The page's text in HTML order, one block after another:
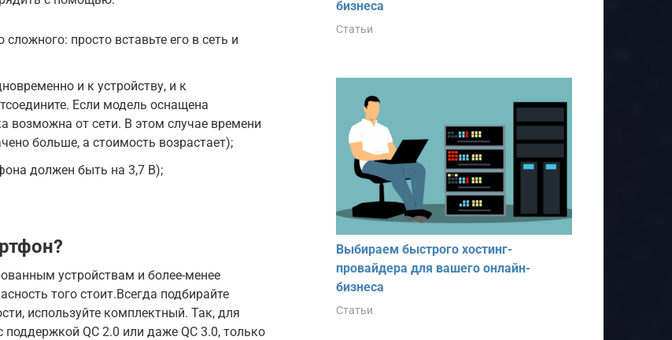
просто вставьте его в сеть и
и к устройству, и к
Если модель оснащена
возможна от сети. В этом случае времени
больше, а стоимость возрастает);
должен быть на 3,7 В);
устройствам и более-менее
того стоит.Всегда подбирайте
используйте комплектный. Так, для
QC 2.0 или даже QC 3.0, только
бизнеса
Статьи
Выбираем быстрого хостинг-
провайдера для вашего онлайн-
бизнеса
Статьи